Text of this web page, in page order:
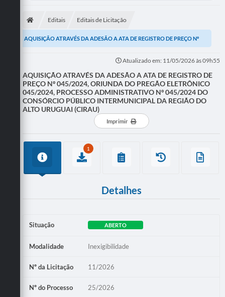
Editais Editais de Licitação
AQUISIÇÃO ATRAVÉS DA ADESÃO A ATA DE REGISTRO DE PREÇO Nº
045/2024, ORIUNDA DO PREGÃO ELETRÔNICO 045/2024,...
Atualizado em: 11/05/2026 às 09h55
AQUISIÇÃO ATRAVÉS DA ADESÃO A ATA DE REGISTRO DE
PREÇO Nº 045/2024, ORIUNDA DO PREGÃO ELETRÔNICO
045/2024, PROCESSO ADMINISTRATIVO Nº 045/2024 DO
CONSÓRCIO PÚBLICO INTERMUNICIPAL DA REGIÃO DO
ALTO URUGUAI (CIRAU)
Imprimir
1
Detalhes
Situação ABERTO
Modalidade Inexigibilidade
Nº da Licitação 11/2026
Nº do Processo 25/2026